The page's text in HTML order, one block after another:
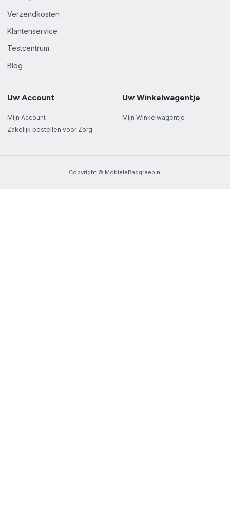
Verzendkosten
Klantenservice
Testcentrum
Blog
Uw Account
Mijn Account
Zakelijk bestellen voor Zorg
Uw Winkelwagentje
Mijn Winkelwagentje
Copyright © MobieleBadgreep.nl